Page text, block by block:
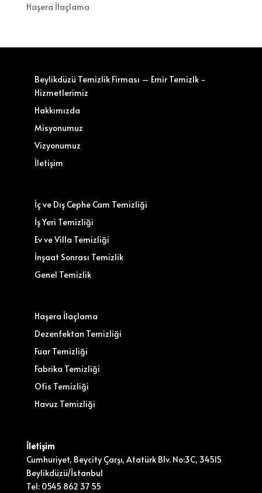
Haşera İlaçlama
Beylikdüzü Temizlik Firması – Emir Temizlk -
Hizmetlerimiz
Hakkımızda
Misyonumuz
Vizyonumuz
İletişim
İç ve Dış Cephe Cam Temizliği
İş Yeri Temizliği
Ev ve Villa Temizliği
İnşaat Sonrası Temizlik
Genel Temizlik
Haşera İlaçlama
Dezenfektan Temizliği
Fuar Temizliği
Fabrika Temizliği
Ofis Temizliği
Havuz Temizliği
İletişim
Cumhuriyet, Beycity Çarşı, Atatürk Blv. No:3C, 34515
Beylikdüzü/İstanbul
Tel: 0545 862 37 55